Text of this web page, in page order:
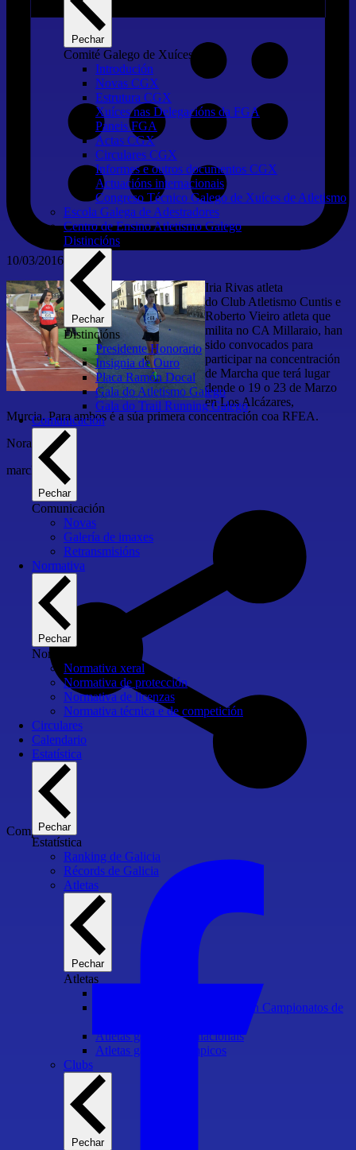
Pechar
Comité Galego de Xuíces
Introdución
Novas CGX
Estrutura CGX
Xuíces nas Delegacións da FGA
Paneis FGA
Actas CGX
Circulares CGX
Informes e outros documentos CGX
Actuacións internacionais
Congreso Técnico Galego de Xuíces de Atletismo
Escola Galega de Adestradores
Centro de Ensino Atletismo Galego
Distincións
Pechar
Distincións
Presidente Honorario
Insignia de Ouro
Placa Ramón Docal
Gala do Atletismo Galego
Gala do Trail Running Galego
Comunicación
Pechar
Comunicación
Novas
Galería de imaxes
Retransmisións
Normativa
Pechar
Normativa
Normativa xeral
Normativa de protección
Normativa de licenzas
Normativa técnica e de competición
Circulares
Calendario
Estatística
Pechar
Estatística
Ranking de Galicia
Récords de Galicia
Atletas
Pechar
Atletas
Atletas medallistas e finalistas en Campionatos de
Atletas galegos internacionais
Atletas galegos Olímpicos
Clubs
Pechar
10/03/2016
Iria Rivas atleta
do Club Atletismo Cuntis e
Roberto Vieiro atleta que
milita no CA Millaraio, han
sido convocados para
participar na concentración
de Marcha que terá lugar
dende o 19 o 23 de Marzo
en Los Alcázares,
Murcia. Para ambos é a súa primera concentración coa RFEA.
Noraboa
marcha
Compartir